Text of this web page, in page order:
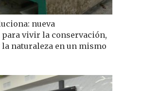
nueva
vivir la conservación,
naturaleza en un mismo